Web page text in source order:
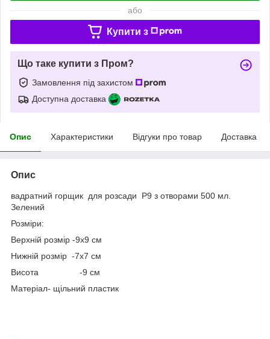
або
Купити з
Що таке купити з Пром?
Замовлення під захистом
Доступна доставка
Опис Характеристики Відгуки про товар Доставка
Опис
вадратний горщик для розсади Р9 з отворами 500 мл.
Зелений
Розміри:
Верхній розмір -9х9 см
Нижній розмір -7х7 см
Висота -9 см
Матеріал- щільний пластик